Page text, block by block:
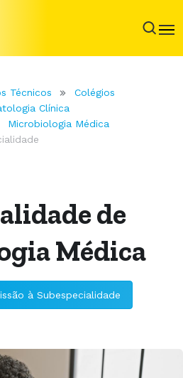
Técnicos
Colégios
Clínica
Microbiologia Médica
de
Médica
à Subespecialidade